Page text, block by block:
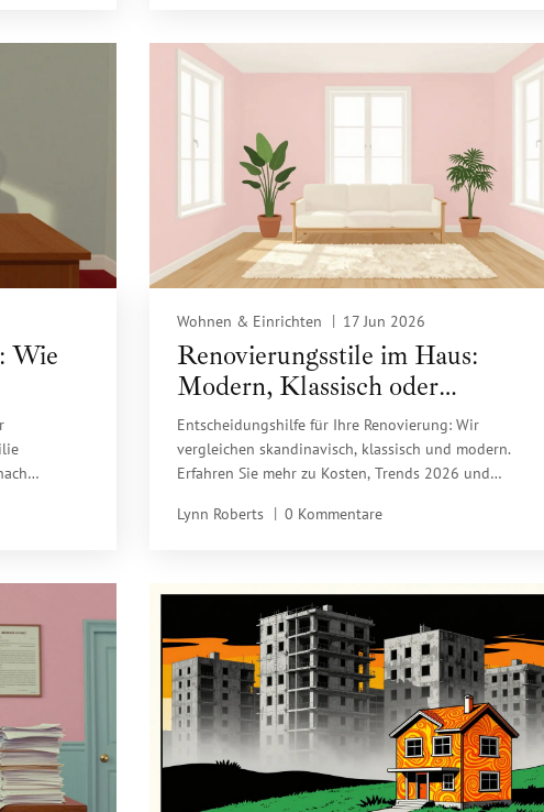
Wie
Wohnen & Einrichten 17 Jun 2026
Renovierungsstile im Haus:
Modern, Klassisch oder
Skandinavisch? Der ultimative
Vergleich
Entscheidungshilfe für Ihre Renovierung: Wir
vergleichen skandinavisch, klassisch und modern.
Erfahren Sie mehr zu Kosten, Trends 2026 und
Lynn Roberts
0 Kommentare